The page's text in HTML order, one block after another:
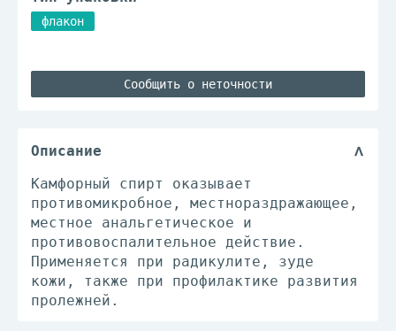
флакон
Сообщить о неточности
Описание
Камфорный спирт оказывает
противомикробное, местнораздражающее,
местное анальгетическое и
противовоспалительное действие.
Применяется при радикулите, зуде
кожи, также при профилактике развития
пролежней.